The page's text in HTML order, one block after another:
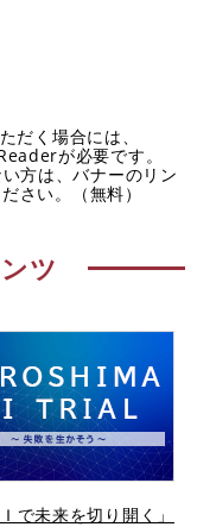
だく場合には、
が必要です。
方は、バナーのリン
さい。（無料）
ツ
Ｉで未来を切り開く」